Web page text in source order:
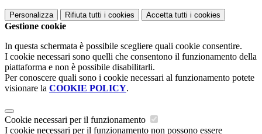
Personalizza Rifiuta tutti i cookies Accetta tutti i cookies
Gestione cookie
In questa schermata è possibile scegliere quali cookie consentire.
I cookie necessari sono quelli che consentono il funzionamento della
piattaforma e non è possibile disabilitarli.
Per conoscere quali sono i cookie necessari al funzionamento potete
visionare la COOKIE POLICY.
Cookie necessari per il funzionamento
I cookie necessari per il funzionamento non possono essere